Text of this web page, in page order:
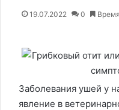
19.07.2022 0
Заболевания ушей у
явление в